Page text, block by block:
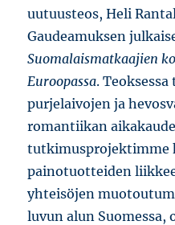
uutuusteos, Heli
Gaudeamuksen
Suomalaismatkaajien
Euroopassa.
purjelaivojen ja
romantiikan
tutkimusprojektimme
painotuotteiden
yhteisöjen
luvun alun Suomessa,